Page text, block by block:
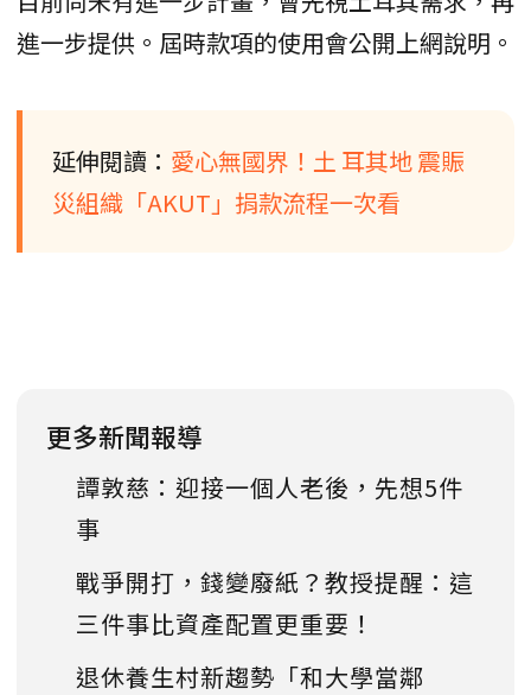
進一步提供。屆時款項的使用會公開上網說明。
延伸閱讀： 愛心無國界！土 耳其地 震賑
災組織「AKUT」捐款流程一次看
更多新聞報導
譚敦慈：迎接一個人老後，先想5件
事
戰爭開打，錢變廢紙？教授提醒：這
三件事比資產配置更重要！
退休養生村新趨勢「和大學當鄰